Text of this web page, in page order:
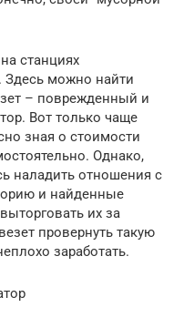
станциях
Здесь можно найти
– поврежденный и
Вот только чаще
зная о стоимости
Однако,
наладить отношения с
и найденные
их за
провернуть такую
заработать.